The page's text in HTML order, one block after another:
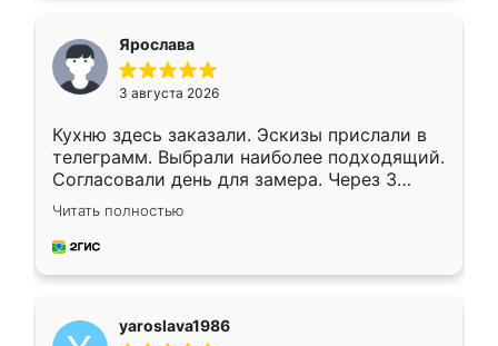
Ярослава
3 августа 2026
Кухню здесь заказали. Эскизы прислали в
телеграмм. Выбрали наиболее подходящий.
Согласовали день для замера. Через 3
недели кухня была уже готова. Остались
довольны работой. Спасибо Ренессанс
мебель за качественную работу!
Читать полностью
yaroslava1986